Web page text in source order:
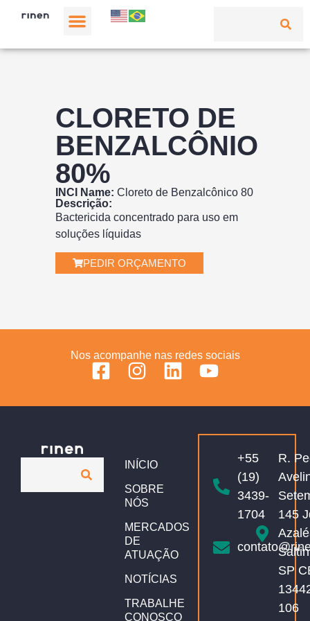
CLORETO DE
BENZALCÔNIO
80%
INCI Name: Cloreto de Benzalcônico 80
Descrição:
Bactericida concentrado para uso em
soluções líquidas
PEDIR ORÇAMENTO
Nos acompanhe nas redes sociais
INÍCIO
SOBRE
NÓS
MERCADOS
DE
ATUAÇÃO
NOTÍCIAS
TRABALHE
CONOSCO
+55
(19)
3439-
1704
R.
145
SP
106